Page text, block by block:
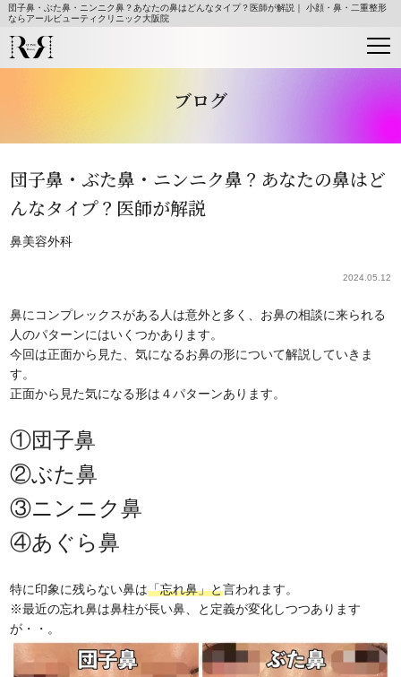
団子鼻・ぶた鼻・ニンニク鼻？あなたの鼻はどんなタイプ？医師が解説｜ 小顔・鼻・二重整形
ならアールビューティクリニック大阪院
ブログ
団子鼻・ぶた鼻・ニンニク鼻？あなたの鼻はど
んなタイプ？医師が解説
鼻美容外科
2024.05.12
鼻にコンプレックスがある人は意外と多く、お鼻の相談に来られる
人のパターンにはいくつかあります。
今回は正面から見た、気になるお鼻の形について解説していきま
す。
正面から見た気になる形は４パターンあります。
①団子鼻
②ぶた鼻
③ニンニク鼻
④あぐら鼻
特に印象に残らない鼻は「忘れ鼻」と言われます。
※最近の忘れ鼻は鼻柱が長い鼻、と定義が変化しつつあります
が・・。